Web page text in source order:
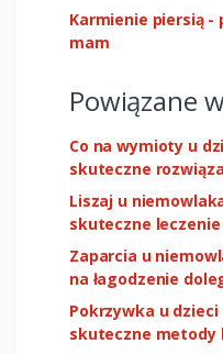
Karmienie piersią -
mam
Powiązane
Co na wymioty u
skuteczne
Liszaj u
skuteczne leczenie
Zaparcia u
na łagodzenie
Pokrzywka u
skuteczne metody